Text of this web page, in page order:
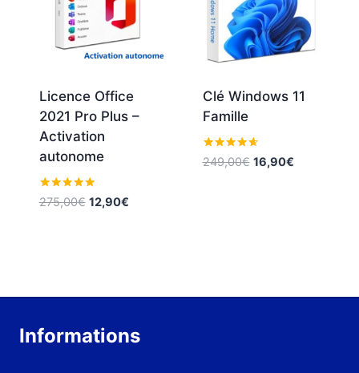
Licence Office
2021 Pro Plus –
Activation
autonome
Note
5.00
275,00€ Le
12,90€Le
Clé Windows 11
Famille
Note
4.52
249,00€ Le
16,90€Le
Informations